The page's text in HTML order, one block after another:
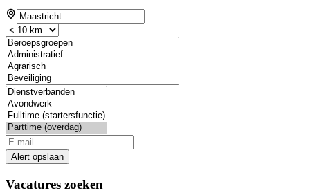
Alert opslaan
Vacatures zoeken